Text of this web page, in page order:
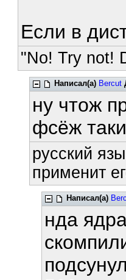
Если в
"No! Try not!
Написал(а) Bercut
ну чтож
фсёж
русский
применит
Написал(а)
нда